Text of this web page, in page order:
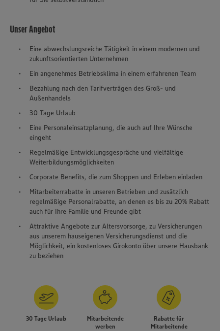
Unser Angebot
Eine abwechslungsreiche Tätigkeit in einem modernen und
zukunftsorientierten Unternehmen
Ein angenehmes Betriebsklima in einem erfahrenen Team
Bezahlung nach den Tarifverträgen des Groß- und
Außenhandels
30 Tage Urlaub
Eine Personaleinsatzplanung, die auch auf Ihre Wünsche
eingeht
Regelmäßige Entwicklungsgespräche und vielfältige
Weiterbildungsmöglichkeiten
Corporate Benefits, die zum Shoppen und Erleben einladen
Mitarbeiterrabatte in unseren Betrieben und zusätzlich
regelmäßige Personalrabatte, an denen es bis zu 20% Rabatt
auch für Ihre Familie und Freunde gibt
Attraktive Angebote zur Altersvorsorge, zu Versicherungen
aus unserem hauseigenen Versicherungsdienst und die
Möglichkeit, ein kostenloses Girokonto über unsere Hausbank
zu beziehen
30 Tage Urlaub
Mitarbeitende
werben
Rabatte für
Mitarbeitende